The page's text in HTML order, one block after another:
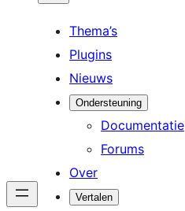
Thema’s
Plugins
Nieuws
Ondersteuning
Documentatie
Forums
Over
Vertalen